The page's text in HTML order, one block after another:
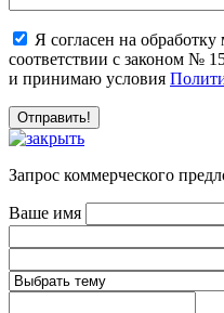
Я согласен на
соответствии с законом №
и принимаю условия
Запрос коммерческого
Ваше имя